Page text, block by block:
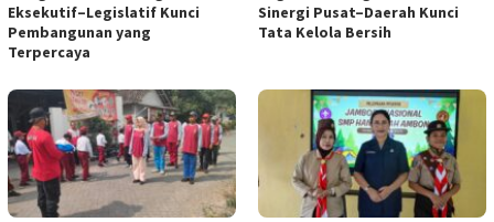
Eksekutif–Legislatif Kunci
Pembangunan yang
Terpercaya
Sinergi Pusat–Daerah Kunci
Tata Kelola Bersih